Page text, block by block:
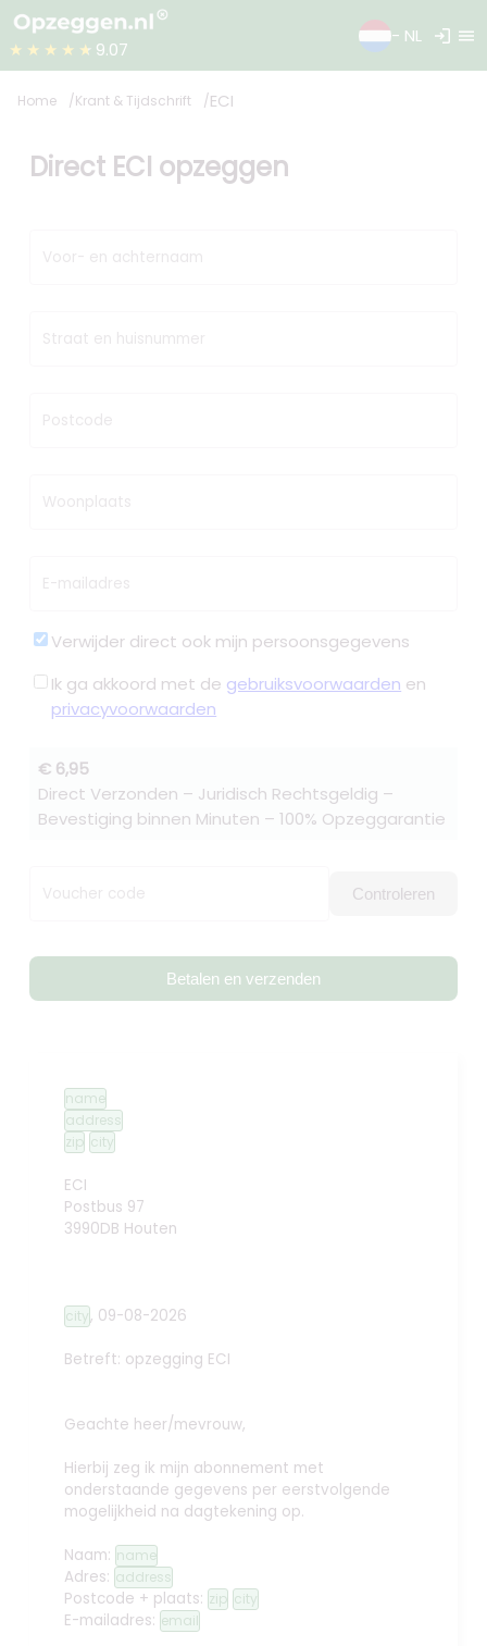
★★★★★ 9.07
- NL login menu
Home Krant & Tijdschrift ECI
Direct ECI opzeggen
Voor- en achternaam
Straat en huisnummer
Postcode
Woonplaats
E-mailadres
Verwijder direct ook mijn persoonsgegevens
Ik ga akkoord met de gebruiksvoorwaarden en
privacyvoorwaarden
€ 6,95
Direct Verzonden – Juridisch Rechtsgeldig –
Bevestiging binnen Minuten – 100% Opzeggarantie
Voucher code Controleren
Betalen en verzenden
name
address
zip city
ECI
Postbus 97
3990DB Houten
city, 09-08-2026
Betreft: opzegging ECI
Geachte heer/mevrouw,
Hierbij zeg ik mijn abonnement met
onderstaande gegevens per eerstvolgende
mogelijkheid na dagtekening op.
Naam: name
Adres: address
Postcode + plaats: zip city
E-mailadres: email